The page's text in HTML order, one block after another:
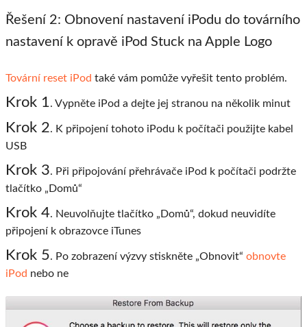
Řešení 2: Obnovení nastavení iPodu do továrního
nastavení k opravě iPod Stuck na Apple Logo
Tovární reset iPod také vám pomůže vyřešit tento problém.
Krok 1. Vypněte iPod a dejte jej stranou na několik minut
Krok 2. K připojení tohoto iPodu k počítači použijte kabel
USB
Krok 3. Při připojování přehrávače iPod k počítači podržte
tlačítko „Domů“
Krok 4. Neuvolňujte tlačítko „Domů“, dokud neuvidíte
připojení k obrazovce iTunes
Krok 5. Po zobrazení výzvy stiskněte „Obnovit“ obnovte
iPod nebo ne